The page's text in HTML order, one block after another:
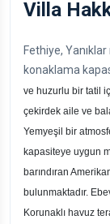
Villa
Fethiye,
konaklama
ve huzurlu bir tatil
çekirdek aile ve
Yemyeşil bir
kapasiteye uygun
barındıran
bulunmaktadır.
Korunaklı havuz